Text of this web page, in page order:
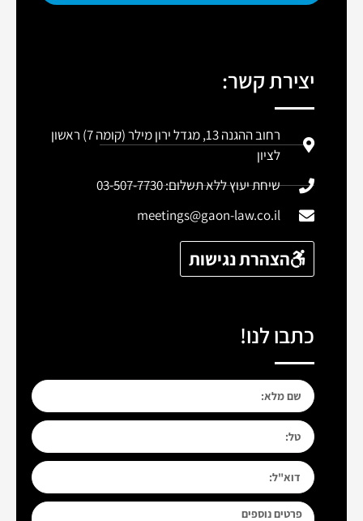
יצירת קשר:
רחוב ההגנה 13, מגדל ירון מילר (קומה 7) ראשון
לציון
שיחת יעוץ ללא תשלום: 03-507-7730
meetings@gaon-law.co.il
הצהרת נגישות
כתבו לנו!